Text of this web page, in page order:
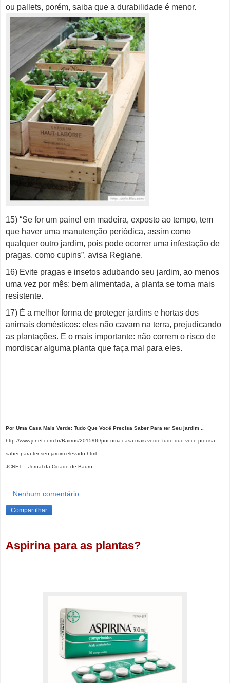
ou pallets, porém, saiba que a durabilidade é menor.
15) “Se for um painel em madeira, exposto ao tempo, tem
que haver uma manutenção periódica, assim como
qualquer outro jardim, pois pode ocorrer uma infestação de
pragas, como cupins”, avisa Regiane.
16) Evite pragas e insetos adubando seu jardim, ao menos
uma vez por mês: bem alimentada, a planta se torna mais
resistente.
17) É a melhor forma de proteger jardins e hortas dos
animais domésticos: eles não cavam na terra, prejudicando
as plantações. E o mais importante: não correm o risco de
mordiscar alguma planta que faça mal para eles.
Por Uma Casa Mais Verde: Tudo Que Você Precisa Saber Para ter Seu jardim ..
http://www.jcnet.com.br/Bairros/2015/06/por-uma-casa-mais-verde-tudo-que-voce-precisa-
saber-para-ter-seu-jardim-elevado.html
JCNET – Jornal da Cidade de Bauru
Nenhum comentário:
Compartilhar
Aspirina para as plantas?